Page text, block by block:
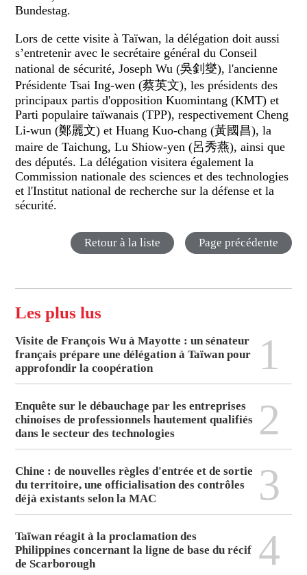
Bundestag.
Lors de cette visite à Taïwan, la délégation doit aussi
s’entretenir avec le secrétaire général du Conseil
national de sécurité, Joseph Wu (吳釗燮), l'ancienne
Présidente Tsai Ing-wen (蔡英文), les présidents des
principaux partis d'opposition Kuomintang (KMT) et
Parti populaire taïwanais (TPP), respectivement Cheng
Li-wun (鄭麗文) et Huang Kuo-chang (黃國昌), la
maire de Taichung, Lu Shiow-yen (呂秀燕), ainsi que
des députés. La délégation visitera également la
Commission nationale des sciences et des technologies
et l'Institut national de recherche sur la défense et la
sécurité.
Retour à la liste Page précédente
Les plus lus
Visite de François Wu à Mayotte : un sénateur
français prépare une délégation à Taïwan pour
approfondir la coopération
1
Enquête sur le débauchage par les entreprises
chinoises de professionnels hautement qualifiés
dans le secteur des technologies
2
Chine : de nouvelles règles d'entrée et de sortie
du territoire, une officialisation des contrôles
déjà existants selon la MAC
3
Taïwan réagit à la proclamation des
Philippines concernant la ligne de base du récif
de Scarborough
4